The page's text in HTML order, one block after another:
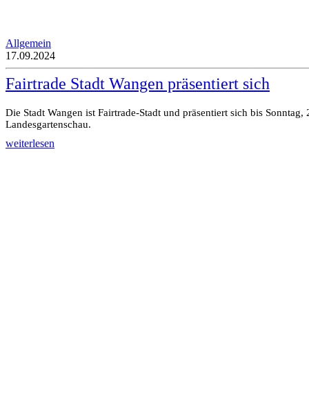
Allgemein
17.09.2024
Fairtrade Stadt Wangen präsentiert sich
Die Stadt Wangen ist Fairtrade-Stadt und präsentiert sich bis
Landesgartenschau.
weiterlesen